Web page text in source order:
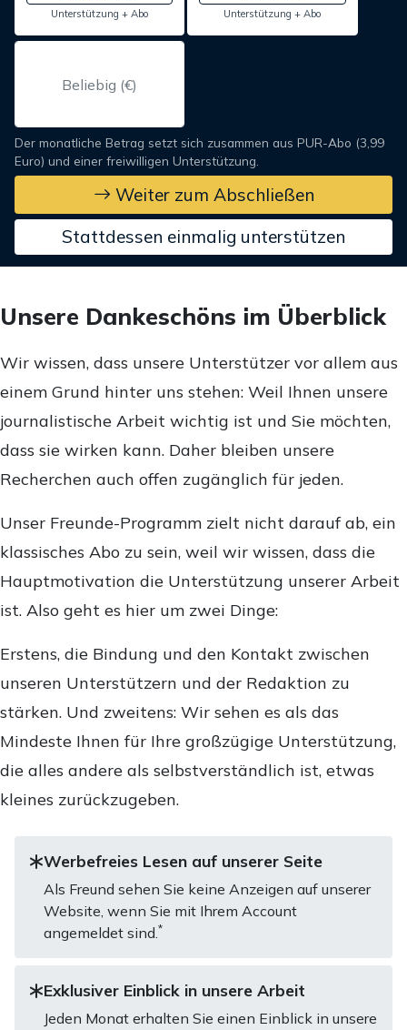
Unterstützung + Abo Unterstützung + Abo
Der monatliche Betrag setzt sich zusammen aus PUR-Abo (3,99
Euro) und einer freiwilligen Unterstützung.
Weiter zum Abschließen
Stattdessen einmalig unterstützen
Unsere Dankeschöns im Überblick
Wir wissen, dass unsere Unterstützer vor allem aus
einem Grund hinter uns stehen: Weil Ihnen unsere
journalistische Arbeit wichtig ist und Sie möchten,
dass sie wirken kann. Daher bleiben unsere
Recherchen auch offen zugänglich für jeden.
Unser Freunde-Programm zielt nicht darauf ab, ein
klassisches Abo zu sein, weil wir wissen, dass die
Hauptmotivation die Unterstützung unserer Arbeit
ist. Also geht es hier um zwei Dinge:
Erstens, die Bindung und den Kontakt zwischen
unseren Unterstützern und der Redaktion zu
stärken. Und zweitens: Wir sehen es als das
Mindeste Ihnen für Ihre großzügige Unterstützung,
die alles andere als selbstverständlich ist, etwas
kleines zurückzugeben.
Werbefreies Lesen auf unserer Seite
Als Freund sehen Sie keine Anzeigen auf unserer
Website, wenn Sie mit Ihrem Account
angemeldet sind.*
Exklusiver Einblick in unsere Arbeit
Jeden Monat erhalten Sie einen Einblick in unsere